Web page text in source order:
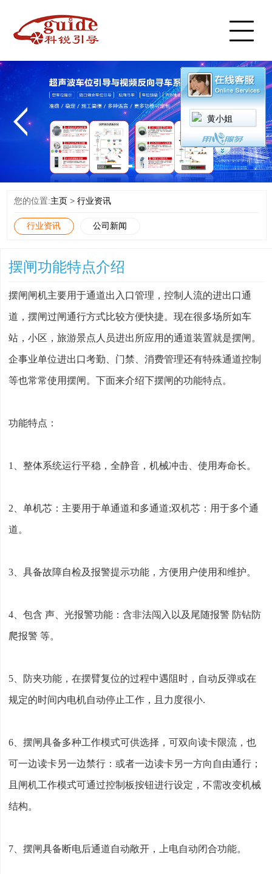
黄小姐
产品中心
案例展示
服务中心
新闻中心
视频中心
关于我们
联系我们
您的位置:主页> 行业资讯
行业资讯 公司新闻
摆闸功能特点介绍
摆闸闸机主要用于通道出入口管理，控制人流的进出口通
道，摆闸过闸通行方式比较方便快捷。现在很多场所如车
站，小区，旅游景点人员进出所应用的通道装置就是摆闸。
企事业单位进出口考勤、门禁、消费管理还有特殊通道控制
等也常常使用摆闸。下面来介绍下摆闸的功能特点。
功能特点：
1、整体系统运行平稳，全静音，机械冲击、使用寿命长。
2、单机芯：主要用于单通道和多通道;双机芯：用于多个通
道。
3、具备故障自检及报警提示功能，方便用户使用和维护。
4、包含 声、光报警功能：含非法闯入以及尾随报警 防钻防
爬报警 等。
5、防夹功能，在摆臂复位的过程中遇阻时，自动反弹或在
规定的时间内电机自动停止工作，且力度很小.
6、摆闸具备多种工作模式可供选择，可双向读卡限流，也
可一边读卡另一边禁行：或者一边读卡另一方向自由通行；
且闸机工作模式可通过控制板按钮进行设定，不需改变机械
结构。
7、摆闸具备断电后通道自动敞开，上电自动闭合功能。